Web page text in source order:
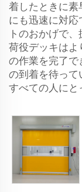
着したときに素
にも迅速に対
トのおかげで
荷役デッキはよ
の作業を完了で
の到着を待って
すべての人にと